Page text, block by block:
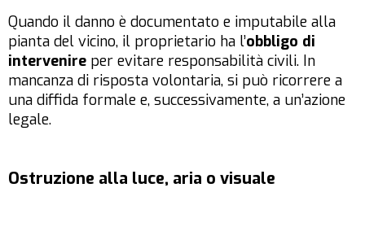
Quando il danno è documentato e imputabile alla
pianta del vicino, il proprietario ha l’obbligo di
intervenire per evitare responsabilità civili. In
mancanza di risposta volontaria, si può ricorrere a
una diffida formale e, successivamente, a un’azione
legale.
Ostruzione alla luce, aria o visuale